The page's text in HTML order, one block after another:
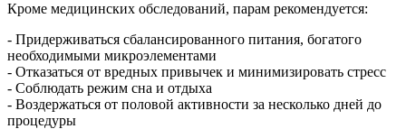
Кроме медицинских обследований, парам рекомендуется:
- Придерживаться сбалансированного питания, богатого
необходимыми микроэлементами
- Отказаться от вредных привычек и минимизировать стресс
- Соблюдать режим сна и отдыха
- Воздержаться от половой активности за несколько дней до
процедуры